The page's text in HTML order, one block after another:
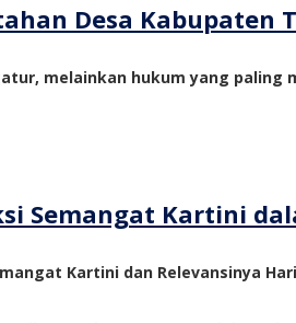
Desa Kabupaten
melainkan hukum yang
Semangat Kartini
Kartini dan Relevansinya